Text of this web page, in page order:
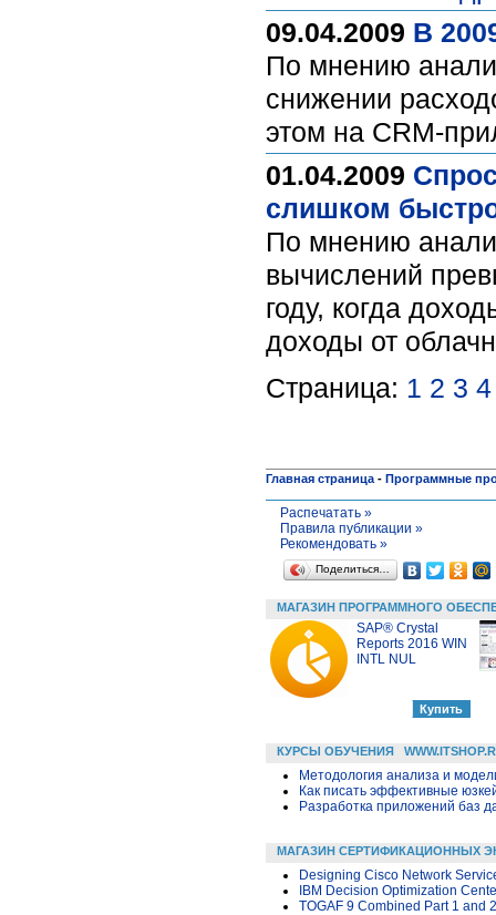
09.04.2009 В
По мнению
снижении
этом на CRM-
01.04.2009
слишком
По мнению
вычислений
году, когда
доходы от
Страница: 1 2 3 4
Главная страница - Программные
Распечатать »
Правила публикации »
Рекомендовать »
Поделиться…
МАГАЗИН ПРОГРАММНОГО
SAP® Crystal
Reports 2016 WIN
INTL NUL
КУРСЫ ОБУЧЕНИЯ
Методология анализа и
Как писать эффективные
Разработка приложений баз
МАГАЗИН СЕРТИФИКАЦИОННЫХ
Designing Cisco Network
IBM Decision Optimization
TOGAF 9 Combined Part 1 and 2